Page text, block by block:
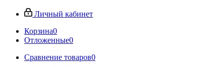
Личный кабинет
Корзина0
Отложенные0
Сравнение товаров0